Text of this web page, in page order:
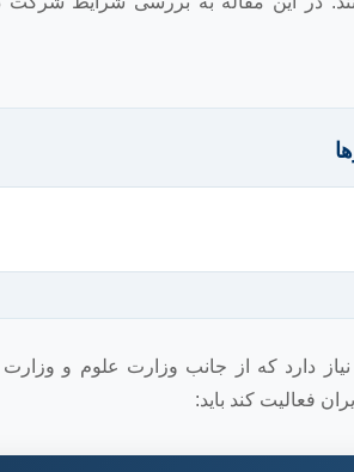
دارد که از جانب وزارت علوم و وزارت
فعالیت کند باید: